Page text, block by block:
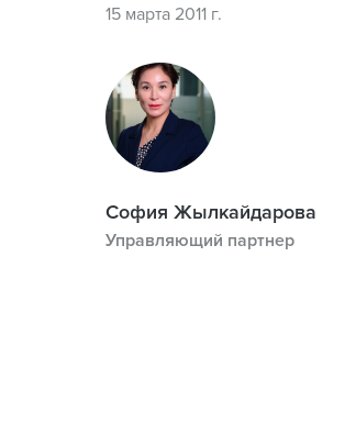
15 марта 2011 г.
София Жылкайдарова
Управляющий партнер